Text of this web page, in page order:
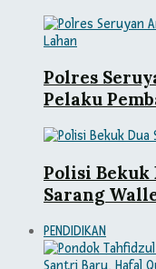
Polres
Pelaku
Polisi Bekuk
Sarang
PENDIDIKAN